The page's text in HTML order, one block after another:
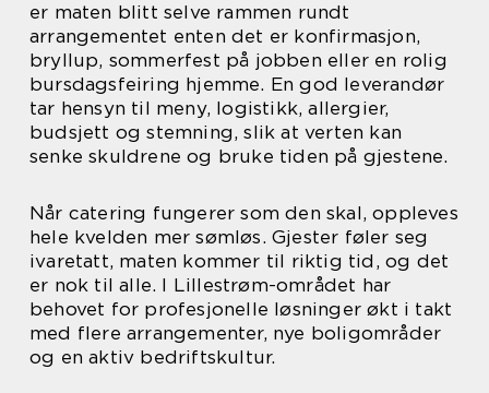
er maten blitt selve rammen rundt
arrangementet enten det er konfirmasjon,
bryllup, sommerfest på jobben eller en rolig
bursdagsfeiring hjemme. En god leverandør
tar hensyn til meny, logistikk, allergier,
budsjett og stemning, slik at verten kan
senke skuldrene og bruke tiden på gjestene.
Når catering fungerer som den skal, oppleves
hele kvelden mer sømløs. Gjester føler seg
ivaretatt, maten kommer til riktig tid, og det
er nok til alle. I Lillestrøm-området har
behovet for profesjonelle løsninger økt i takt
med flere arrangementer, nye boligområder
og en aktiv bedriftskultur.